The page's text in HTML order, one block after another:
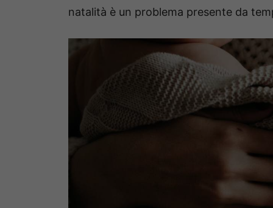
natalità è un problema presente da